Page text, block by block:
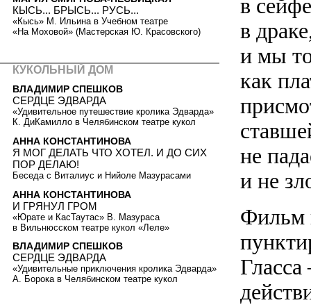
в
в
и мы
как
не
и не
Фильм
КЫСЬ... БРЫСЬ... РУСЬ...
«Кысь» М. Ильина в Учебном театре
«На Моховой» (Мастерская Ю. Красовского)
КУКОЛЬНЫЙ ДОМ
ВЛАДИМИР СПЕШКОВ
СЕРДЦЕ ЭДВАРДА
«Удивительное путешествие кролика Эдварда»
К. ДиКамилло в Челябинском театре кукол
АННА КОНСТАНТИНОВА
Я МОГ ДЕЛАТЬ ЧТО ХОТЕЛ. И ДО СИХ
ПОР ДЕЛАЮ!
Беседа с Виталиус и Нийоле Мазурасами
АННА КОНСТАНТИНОВА
И ГРЯНУЛ ГРОМ
«Юрате и КасТаутас» В. Мазураса
в Вильнюсском театре кукол «Леле»
ВЛАДИМИР СПЕШКОВ
СЕРДЦЕ ЭДВАРДА
«Удивительные приключения кролика Эдварда»
А. Борока в Челябинском театре кукол